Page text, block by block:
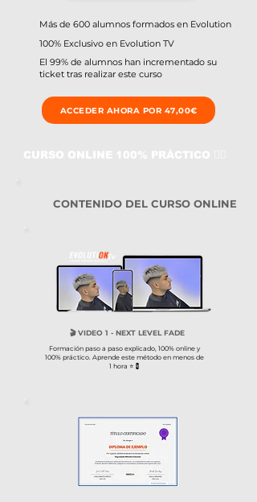
Más de 600 alumnos formados en Evolution
100% Exclusivo en Evolution TV
El 99% de alumnos han incrementado su
ticket tras realizar este curso
ACCEDER AHORA POR 47,00€
CONTENIDO DEL CURSO ONLINE
🎬​ VIDEO 1 - NEXT LEVEL FADE
Formación paso a paso explicado, 100% online y
100% práctico. Aprende este método en menos de
1 hora ⭐​​💈